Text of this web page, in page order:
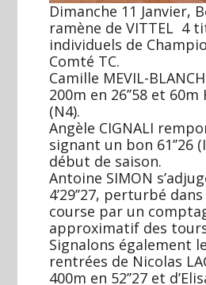
Dimanche 11 Janvier,
ramène de VITTEL 4
individuels de
Comté TC.
Camille MEVIL-
200m en 26’’58 et 60m
(N4).
Angèle CIGNALI
signant un bon 61’’26
début de saison.
Antoine SIMON
4’29’’27, perturbé
course par un
approximatif des
Signalons également
rentrées de Nicolas
400m en 52’’27 et